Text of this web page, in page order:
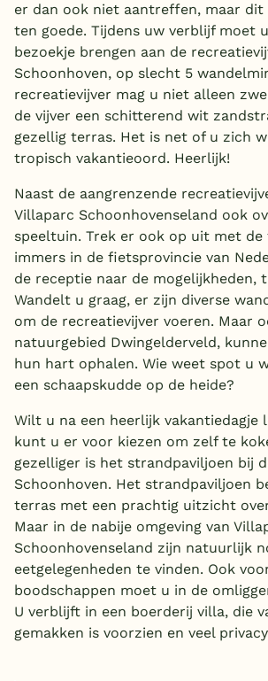
er dan ook niet aantreffen, maar
ten goede. Tijdens uw verblijf moet
bezoekje brengen aan de
Schoonhoven, op slecht 5
recreatievijver mag u niet alleen
de vijver een schitterend wit
gezellig terras. Het is net of u zich
tropisch vakantieoord. Heerlijk!
Naast de aangrenzende
Villaparc Schoonhovenseland ook
speeltuin. Trek er ook op uit met
immers in de fietsprovincie van
de receptie naar de mogelijkheden,
Wandelt u graag, er zijn diverse
om de recreatievijver voeren. Maar
natuurgebied Dwingelderveld,
hun hart ophalen. Wie weet spot u
een schaapskudde op de heide?
Wilt u na een heerlijk vakantiedagje
kunt u er voor kiezen om zelf te
gezelliger is het strandpaviljoen bij
Schoonhoven. Het strandpaviljoen
terras met een prachtig uitzicht
Maar in de nabije omgeving van
Schoonhovenseland zijn natuurlijk
eetgelegenheden te vinden. Ook
boodschappen moet u in de
U verblijft in een boerderij villa, die
gemakken is voorzien en veel